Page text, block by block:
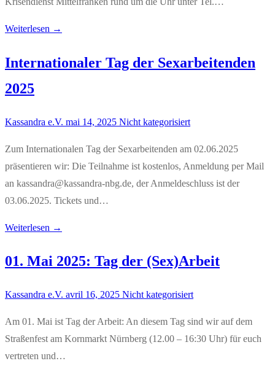
Weiterlesen →
Internationaler Tag der Sexarbeitenden
2025
Kassandra e.V. mai 14, 2025 Nicht kategorisiert
Zum Internationalen Tag der Sexarbeitenden am 02.06.2025
präsentieren wir: Die Teilnahme ist kostenlos, Anmeldung per Mail
an kassandra@kassandra-nbg.de, der Anmeldeschluss ist der
03.06.2025. Tickets und…
Weiterlesen →
01. Mai 2025: Tag der (Sex)Arbeit
Kassandra e.V. avril 16, 2025 Nicht kategorisiert
Am 01. Mai ist Tag der Arbeit: An diesem Tag sind wir auf dem
Straßenfest am Kornmarkt Nürnberg (12.00 – 16:30 Uhr) für euch
vertreten und…